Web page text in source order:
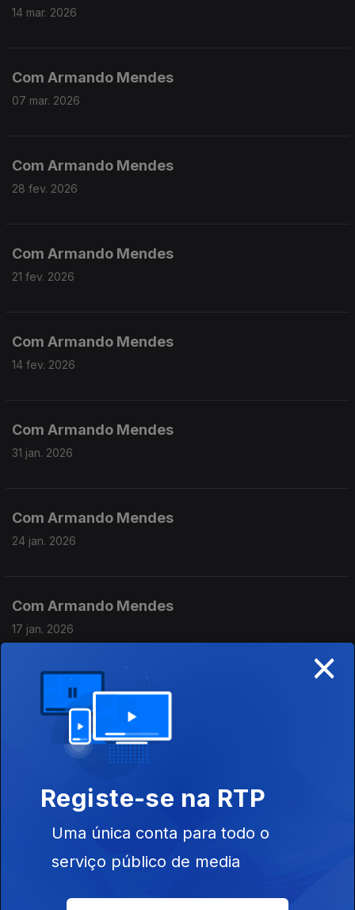
14 mar. 2026
Com Armando Mendes
07 mar. 2026
Com Armando Mendes
28 fev. 2026
Com Armando Mendes
21 fev. 2026
Com Armando Mendes
14 fev. 2026
Com Armando Mendes
31 jan. 2026
Com Armando Mendes
24 jan. 2026
Com Armando Mendes
17 jan. 2026
Com Armando Mendes
10 jan. 2026
×
Registe-se na RTP
Uma única conta para todo o
serviço público de media